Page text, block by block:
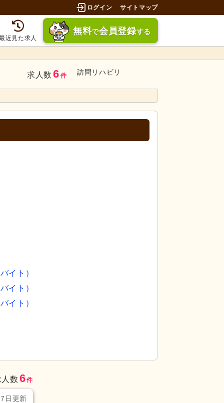
ログイン サイトマップ
近見た求人
無料で会員登録する
求人数 6 件 訪問リハビリ
イト）
イト）
イト）
人数 6件
日更新